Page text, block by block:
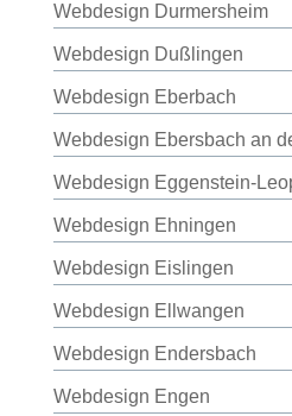
Webdesign Durmersheim
Webdesign Dußlingen
Webdesign Eberbach
Webdesign Ebersbach an
Webdesign Eggenstein-
Webdesign Ehningen
Webdesign Eislingen
Webdesign Ellwangen
Webdesign Endersbach
Webdesign Engen